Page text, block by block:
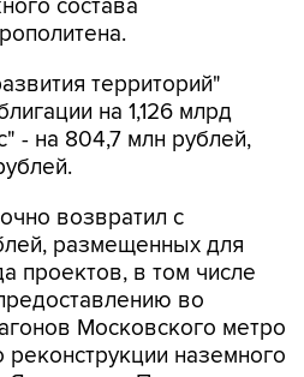
территорий"
на 804,7 млн рублей,
возвратил с
проектов, в том числе
во
Московского метро
наземного
Ярославле, Перми,